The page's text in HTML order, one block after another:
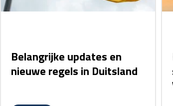
Belangrijke updates en
nieuwe regels in Duitsland